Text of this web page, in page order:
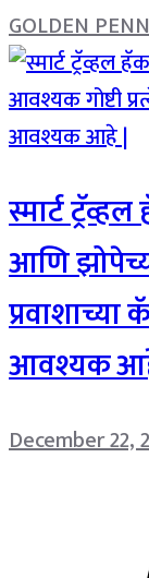
GOLDEN PENN
स्मार्ट
आणि
आवश्यक
December 22,